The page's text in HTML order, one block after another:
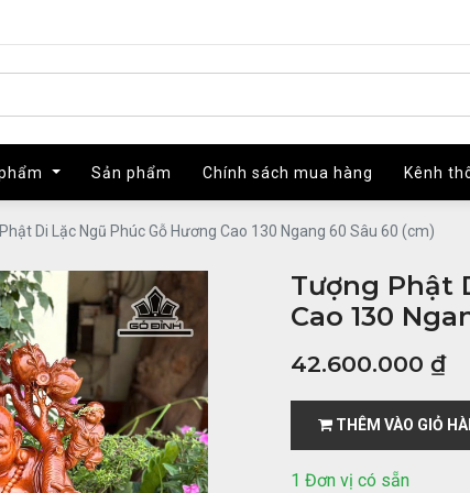
Sản phẩm Chính sách mua hàng Kênh
Sản phẩm Chính sách mua hàng Kênh
Di Lặc Ngũ Phúc Gỗ Hương Cao 130 Ngang 60 Sâu 60 (cm)
Tượng Phật
Cao 130
42.600.000 ₫
THÊM VÀO GIỎ
1 Đơn vị có sẵn